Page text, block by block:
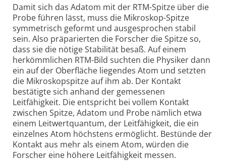
Damit sich das Adatom mit der RTM-Spitze über die
Probe führen lässt, muss die Mikroskop-Spitze
symmetrisch geformt und ausgesprochen stabil
sein. Also präparierten die Forscher die Spitze so,
dass sie die nötige Stabilität besaß. Auf einem
herkömmlichen RTM-Bild suchten die Physiker dann
ein auf der Oberfläche liegendes Atom und setzten
die Mikroskopspitze auf ihm ab. Der Kontakt
bestätigte sich anhand der gemessenen
Leitfähigkeit. Die entspricht bei vollem Kontakt
zwischen Spitze, Adatom und Probe nämlich etwa
einem Leitwertquantum, der Leitfähigkeit, die ein
einzelnes Atom höchstens ermöglicht. Bestünde der
Kontakt aus mehr als einem Atom, würden die
Forscher eine höhere Leitfähigkeit messen.